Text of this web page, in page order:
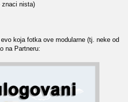
znaci nista)
koja fotka ove modularne (tj. neke od
na Partneru: